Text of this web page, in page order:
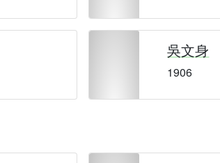
吳文身
1906